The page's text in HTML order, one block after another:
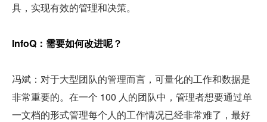
具，实现有效的管理和决策。
InfoQ：需要如何改进呢？
冯斌：对于大型团队的管理而言，可量化的工作和数据是
非常重要的。在一个 100 人的团队中，管理者想要通过单
一文档的形式管理每个人的工作情况已经非常难了，最好